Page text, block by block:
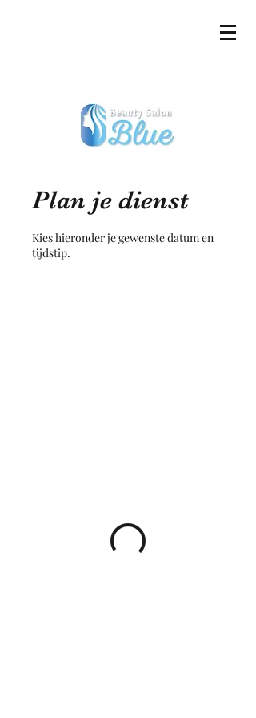
Plan je dienst
Kies hieronder je gewenste datum en
tijdstip.